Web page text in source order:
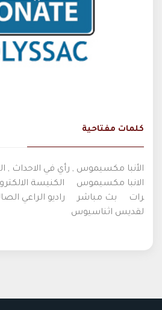
كلمات مفتاحية
الأنبا مكسيموس , رأي في الاحداث ,
الانبا مكسيموس
الكنيسة
رات
بث مباشر راديو الراعي
لقديس اثناسيوس